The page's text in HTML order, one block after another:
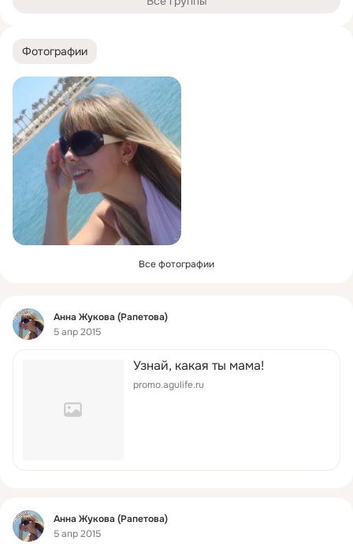
Фотографии
Все фотографии
Фид
Анна Жукова (Рапетова)
5 апр 2015
Узнай, какая ты мама!
promo.agulife.ru
Фид
Анна Жукова (Рапетова)
5 апр 2015